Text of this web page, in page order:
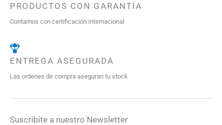
PRODUCTOS CON GARANTÍA
Contamos con certificación internacional
ENTREGA ASEGURADA
Las ordenes de compra aseguran tu stock
Suscribite a nuestro Newsletter